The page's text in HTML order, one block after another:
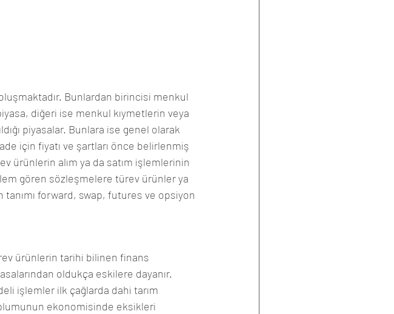
Bunlardan birincisi menkul
diğeri ise menkul kıymetlerin veya
piyasalar. Bunlara ise genel olarak
için fiyatı ve şartları önce belirlenmiş
ürünlerin alım ya da satım işlemlerinin
gören sözleşmelere türev ürünler ya
forward, swap, futures ve opsiyon
ürünlerin tarihi bilinen finans
oldukça eskilere dayanır.
işlemler ilk çağlarda dahi tarım
ekonomisinde eksikleri